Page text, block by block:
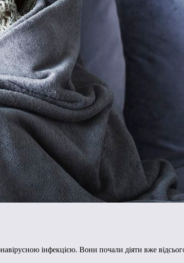
інфекцією. Вони почали діяти вже